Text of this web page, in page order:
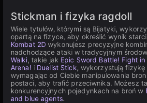
Stickman i fizyka ragdoll
Wiele tytułów, którymi są Bijatyki,
opartą na fizyce, aby określić wynik
Kombat 2D wykonujesz precyzyjne
nadchodzące ataki w tradycyjnym
Walki, takie jak Epic Sword Battle! Fight
Arena! i Duelist Stick, wykorzystują fizykę
wymagając od Ciebie manipulowania
postaci, aby trafić przeciwnika. Możesz
konkurencyjnych pojedynkach na broń w
and blue agents.